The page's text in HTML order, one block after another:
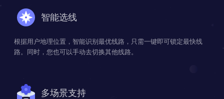
智能选线
根据用户地理位置，智能识别最优线路，只需一键即可锁定最快线
路。同时，您也可以手动去切换其他线路。
多场景支持